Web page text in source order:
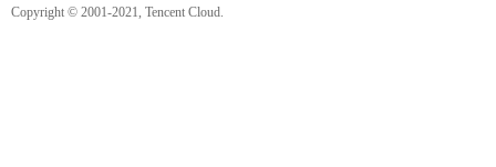
Copyright © 2001-2021, Tencent Cloud.